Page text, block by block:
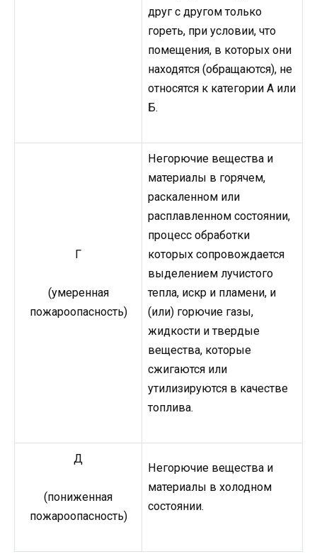
друг с другом только
гореть, при условии, что
помещения, в которых они
находятся (обращаются), не
относятся к категории А или
Б.
Г
(умеренная
пожароопасность)
Негорючие вещества и
материалы в горячем,
раскаленном или
расплавленном состоянии,
процесс обработки
которых сопровождается
выделением лучистого
тепла, искр и пламени, и
(или) горючие газы,
жидкости и твердые
вещества, которые
сжигаются или
утилизируются в качестве
топлива.
Д
(пониженная
пожароопасность)
Негорючие вещества и
материалы в холодном
состоянии.